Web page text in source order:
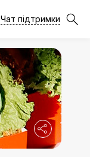
Чат підтримки